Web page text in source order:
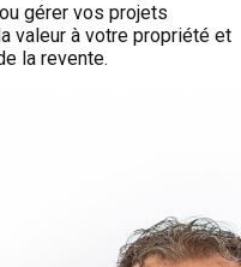
gérer vos projets
valeur à votre propriété et
la revente.